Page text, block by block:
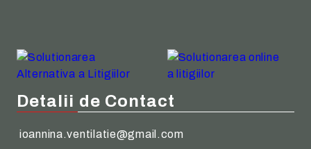
Detalii de Contact
ioannina.ventilatie@gmail.com